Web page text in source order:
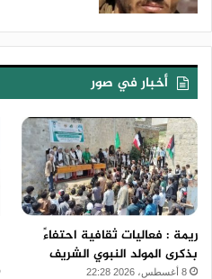
أخبار في صور
ريمة : فعاليات ثقافية احتفاءً
بذكرى المولد النبوي الشريف
8 أغسطس، 2026 22:28